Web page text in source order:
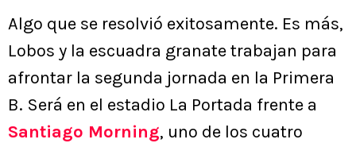
Algo que se resolvió exitosamente. Es más,
Lobos y la escuadra granate trabajan para
afrontar la segunda jornada en la Primera
B. Será en el estadio La Portada frente a
Santiago Morning, uno de los cuatro